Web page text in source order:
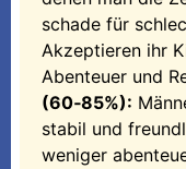
schade für
Akzeptieren ihr
Abenteuer und
(60‑85%):
stabil und
weniger